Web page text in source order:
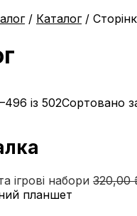
/ Каталог/
із 502Сортовано
ігрові набори 320,00